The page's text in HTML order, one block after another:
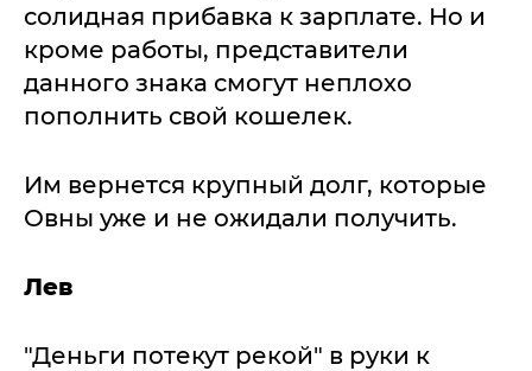
солидная прибавка к зарплате. Но и
кроме работы, представители
данного знака смогут неплохо
пополнить свой кошелек.
Им вернется крупный долг, которые
Овны уже и не ожидали получить.
Лев
"Деньги потекут рекой" в руки к